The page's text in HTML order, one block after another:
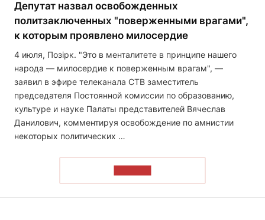
Депутат назвал освобожденных
политзаключенных "поверженными врагами",
к которым проявлено милосердие
4 июля, Позірк. "Это в менталитете в принципе нашего
народа — милосердие к поверженным врагам", —
заявил в эфире телеканала СТВ заместитель
председателя Постоянной комиссии по образованию,
культуре и науке Палаты представителей Вячеслав
Данилович, комментируя освобождение по амнистии
некоторых политических …